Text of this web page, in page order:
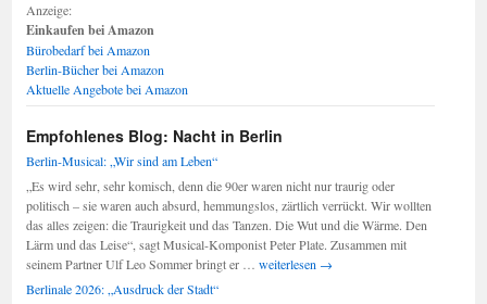
Anzeige:
Einkaufen bei Amazon
Bürobedarf bei Amazon
Berlin-Bücher bei Amazon
Aktuelle Angebote bei Amazon
Empfohlenes Blog: Nacht in Berlin
Berlin-Musical: „Wir sind am Leben“
„Es wird sehr, sehr komisch, denn die 90er waren nicht nur traurig oder
politisch – sie waren auch absurd, hemmungslos, zärtlich verrückt. Wir wollten
das alles zeigen: die Traurigkeit und das Tanzen. Die Wut und die Wärme. Den
Lärm und das Leise“, sagt Musical-Komponist Peter Plate. Zusammen mit
seinem Partner Ulf Leo Sommer bringt er … Berlin-
weiterlesen →
Berlinale 2026: „Ausdruck der Stadt“